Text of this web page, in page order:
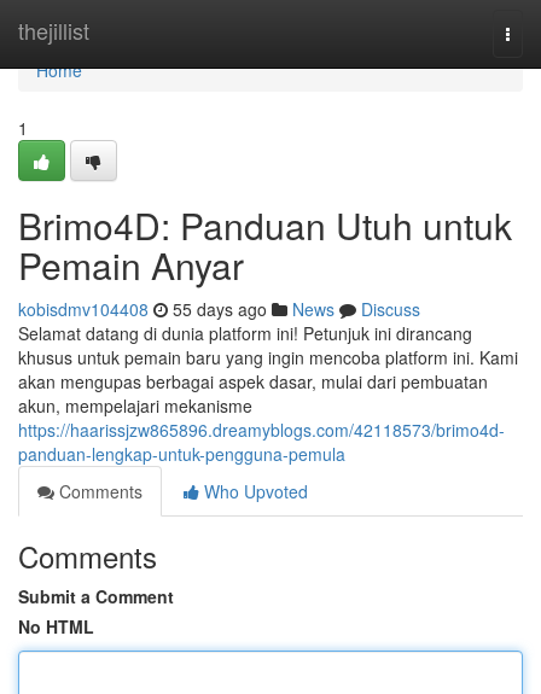
thejillist
Home
Home
1
Brimo4D: Panduan Utuh untuk
Pemain Anyar
kobisdmv104408 55 days ago News
Discuss
Selamat datang di dunia platform ini! Petunjuk ini dirancang
khusus untuk pemain baru yang ingin mencoba platform ini. Kami
akan mengupas berbagai aspek dasar, mulai dari pembuatan
akun, mempelajari mekanisme
https://haarissjzw865896.dreamyblogs.com/42118573/brimo4d-
panduan-lengkap-untuk-pengguna-pemula
Comments
Who Upvoted
Comments
Submit a Comment
No HTML